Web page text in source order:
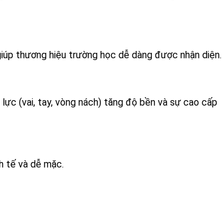
thương hiệu trường học dễ dàng được nhận diện.
(vai, tay, vòng nách) tăng độ bền và sự cao cấp
tế và dễ mặc.